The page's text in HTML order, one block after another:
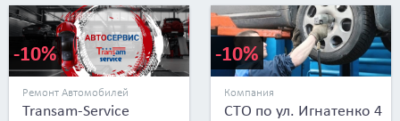
-10%
Ремонт Автомобилей
Transam-Service
-10%
Компания
СТО по ул. Игнатенко 4